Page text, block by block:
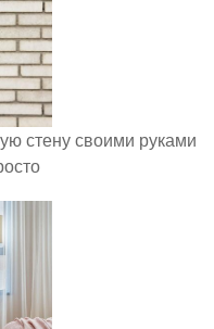
стену своими руками